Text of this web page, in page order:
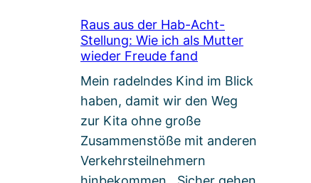
Raus aus der Hab-Acht-
Stellung: Wie ich als Mutter
wieder Freude fand
Mein radelndes Kind im Blick
haben, damit wir den Weg
zur Kita ohne große
Zusammenstöße mit anderen
Verkehrsteilnehmern